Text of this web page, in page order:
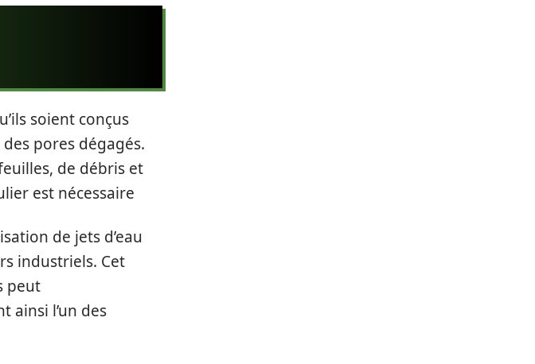
soient conçus
pores dégagés.
de débris et
est nécessaire
de jets d’eau
industriels. Cet
peut
ainsi l’un des